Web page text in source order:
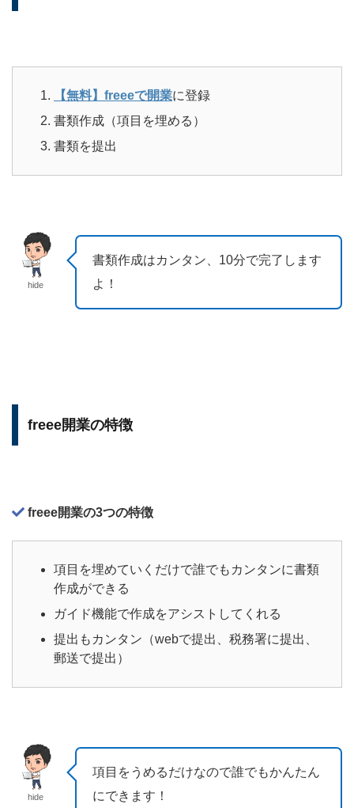
【無料】freeeで開業に登録
書類作成（項目を埋める）
書類を提出
hide
書類作成はカンタン、10分で完了します
よ！
freee開業の特徴
freee開業の3つの特徴
項目を埋めていくだけで誰でもカンタンに書類
作成ができる
ガイド機能で作成をアシストしてくれる
提出もカンタン（webで提出、税務署に提出、
郵送で提出）
hide
項目をうめるだけなので誰でもかんたん
にできます！